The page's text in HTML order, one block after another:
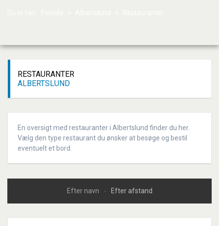
RESTAURANTER
ALBERTSLUND
En oversigt med restauranter i Albertslund finder du her.
Vælg den type restaurant du ønsker at besøge og bestil
eventuelt et bord.
Efter navn Efter afstand